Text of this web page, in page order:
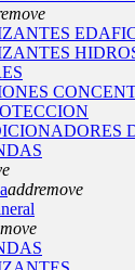
addremove